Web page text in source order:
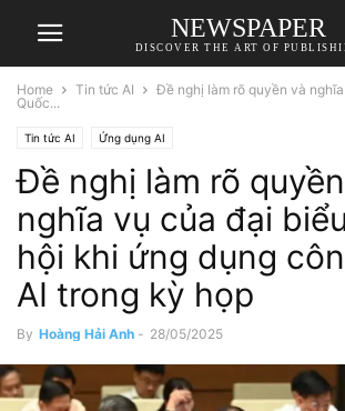
NEWSPAPER
DISCOVER THE ART OF
Home Tin tức AI
Đề nghị làm rõ quyền và
Quốc...
Tin tức AI Ứng dụng AI
Đề nghị làm rõ
nghĩa vụ của đại
hội khi ứng dụng
AI trong kỳ họp
By Hoàng Hải Anh - 28/05/2025